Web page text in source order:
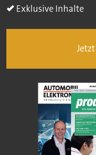
Exklusive Inhalte